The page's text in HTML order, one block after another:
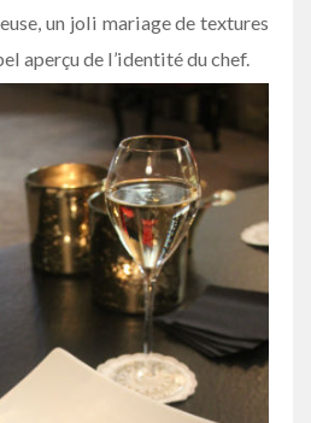
un joli mariage de textures
aperçu de l’identité du chef.